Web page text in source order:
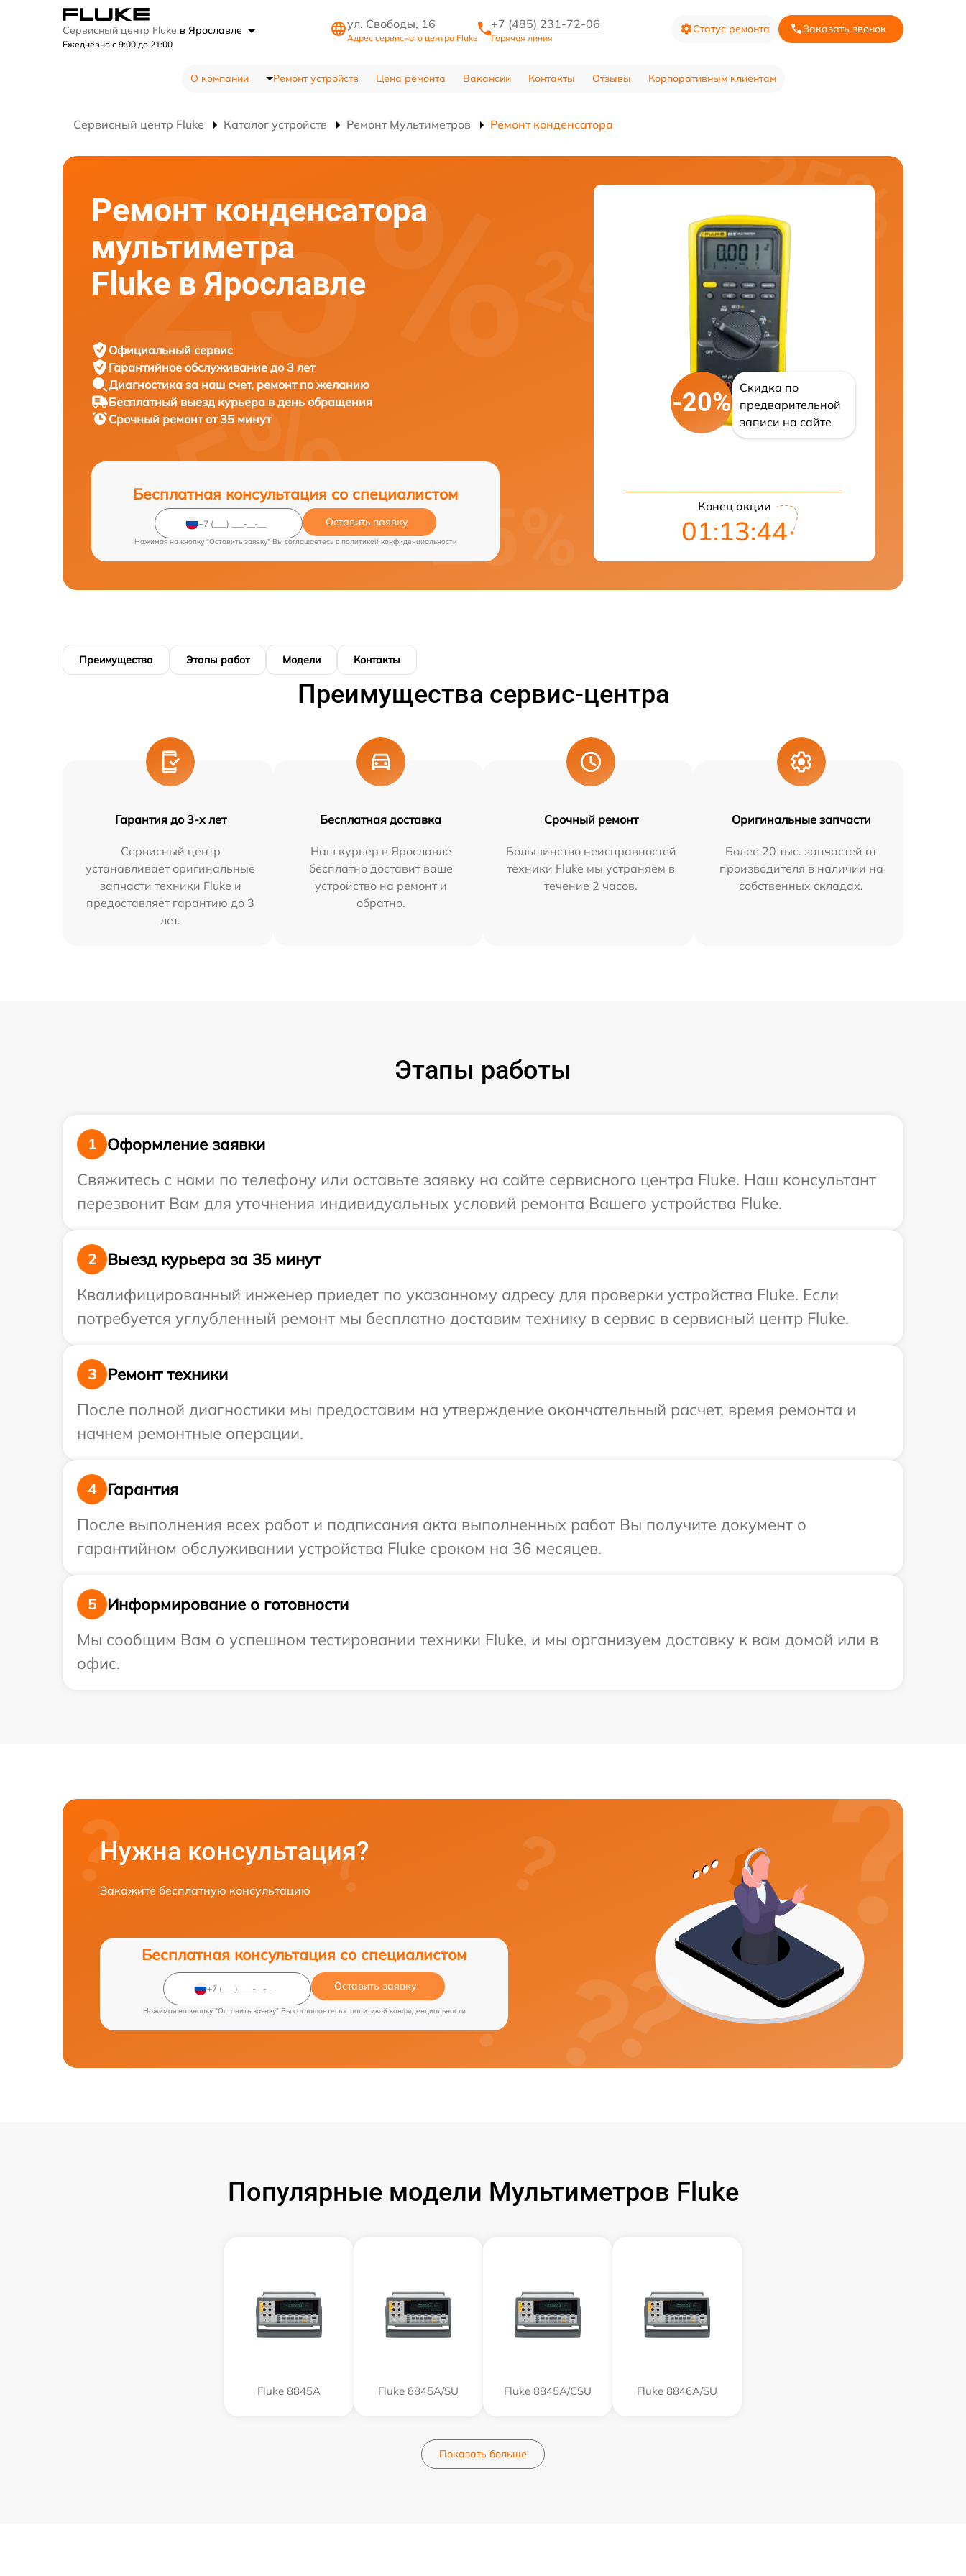
Сервисный центр Fluke в Ярославле
Ежедневно с 9:00 до 21:00
ул. Свободы, 16
Адрес сервисного центра Fluke
+7 (485) 231-72-06
Горячая линия
Статус ремонта Заказать звонок
О компании Ремонт устройств Цена ремонта Вакансии Контакты Отзывы Корпоративным клиентам
Сервисный центр Fluke Каталог устройств Ремонт Мультиметров Ремонт конденсатора
Ремонт конденсатора
мультиметра
Fluke в Ярославле
Официальный сервис
Гарантийное обслуживание до 3 лет
Диагностика за наш счет, ремонт по желанию
Бесплатный выезд курьера в день обращения
Срочный ремонтот 35 минут
Бесплатная консультация со специалистом
Оставить заявку
Нажимая на кнопку "Оставить заявку" Вы соглашаетесь c политикой конфиденциальности
-20%
Скидка по
предварительной
записи на сайте
Конец акции
01:13:43
Преимущества Этапы работ Модели Контакты
Преимущества сервис-центра
Гарантия до 3-х лет
Сервисный центр
устанавливает оригинальные
запчасти техники Fluke и
предоставляет гарантию до 3
лет.
Бесплатная доставка
Наш курьер в Ярославле
бесплатно доставит ваше
устройство на ремонт и
обратно.
Срочный ремонт
Большинство неисправностей
техники Fluke мы устраняем в
течение 2 часов.
Оригинальные запчасти
Более 20 тыс. запчастей от
производителя в наличии на
собственных складах.
Этапы работы
1
Оформление заявки
Свяжитесь с нами по телефону или оставьте заявку на сайте сервисного центра Fluke. Наш консультант
перезвонит Вам для уточнения индивидуальных условий ремонта Вашего устройства Fluke.
2
Выезд курьера за 35 минут
Квалифицированный инженер приедет по указанному адресу для проверки устройства Fluke. Если
потребуется углубленный ремонт мы бесплатно доставим технику в сервис в сервисный центр Fluke.
3
Ремонт техники
После полной диагностики мы предоставим на утверждение окончательный расчет, время ремонта и
начнем ремонтные операции.
4
Гарантия
После выполнения всех работ и подписания акта выполненных работ Вы получите документ о
гарантийном обслуживании устройства Fluke сроком на 36 месяцев.
5
Информирование о готовности
Мы сообщим Вам о успешном тестировании техники Fluke, и мы организуем доставку к вам домой или в
офис.
Нужна консультация?
Закажите бесплатную консультацию
Бесплатная консультация со специалистом
Оставить заявку
Нажимая на кнопку "Оставить заявку" Вы соглашаетесь c политикой конфиденциальности
Популярные модели Мультиметров Fluke
Fluke 8845A Fluke 8845A/SU Fluke 8845A/CSU Fluke 8846A/SU
Показать больше